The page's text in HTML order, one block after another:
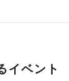
イベント